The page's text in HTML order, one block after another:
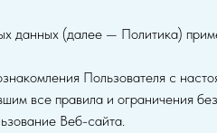
данных (далее — Политика)
Пользователя с
все правила и ограничения
Веб-сайта.